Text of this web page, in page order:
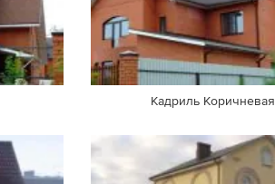
Кадриль Коричневая